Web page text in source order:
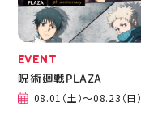
EVENT
呪術廻戦PLAZA
08.01（土）～08.23（日）